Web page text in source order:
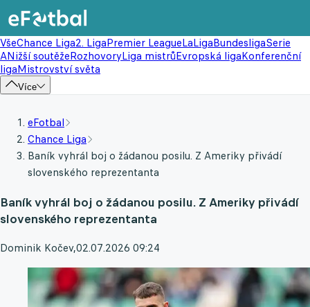
VšeChance Liga2. LigaPremier LeagueLaLigaBundesligaSerie
ANižší soutěžeRozhovoryLiga mistrůEvropská ligaKonferenční
ligaMistrovství světa
Více
eFotbal
Chance Liga
Baník vyhrál boj o žádanou posilu. Z Ameriky přivádí
slovenského reprezentanta
Baník vyhrál boj o žádanou posilu. Z Ameriky přivádí
slovenského reprezentanta
Dominik Kočev,02.07.2026 09:24